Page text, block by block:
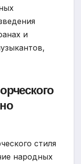
и
стиля
народных